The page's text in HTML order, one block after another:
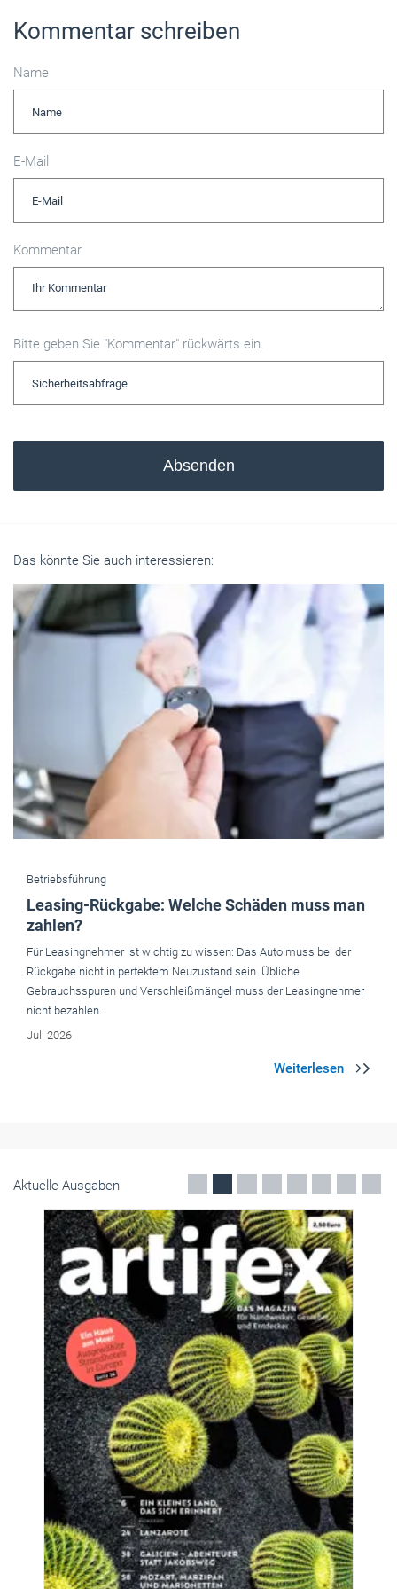
Kommentar schreiben
Name
E-Mail
Kommentar
Bitte geben Sie "Kommentar" rückwärts ein.
Absenden
Das könnte Sie auch interessieren:
Betriebsführung
Leasing-Rückgabe: Welche Schäden muss man
zahlen?
Für Leasingnehmer ist wichtig zu wissen: Das Auto muss bei der
Rückgabe nicht in perfektem Neuzustand sein. Übliche
Gebrauchsspuren und Verschleißmängel muss der Leasingnehmer
nicht bezahlen.
Juli 2026
Aktuelle Ausgaben